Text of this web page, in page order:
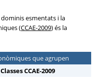
esmentats i la
(CCAE-2009) és la
que agrupen
ClassesCCAE-2009